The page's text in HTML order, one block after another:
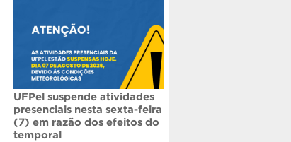
UFPel suspende atividades
presenciais nesta sexta-feira
(7) em razão dos efeitos do
temporal